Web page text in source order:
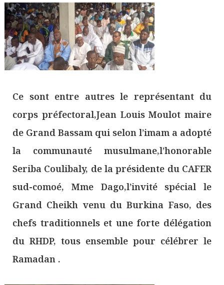
Ce sont entre autres le représentant du
corps préfectoral,Jean Louis Moulot maire
de Grand Bassam qui selon l’imam a adopté
la communauté musulmane,l’honorable
Seriba Coulibaly, de la présidente du CAFER
sud-comoé, Mme Dago,l’invité spécial le
Grand Cheikh venu du Burkina Faso, des
chefs traditionnels et une forte délégation
du RHDP, tous ensemble pour célébrer le
Ramadan .